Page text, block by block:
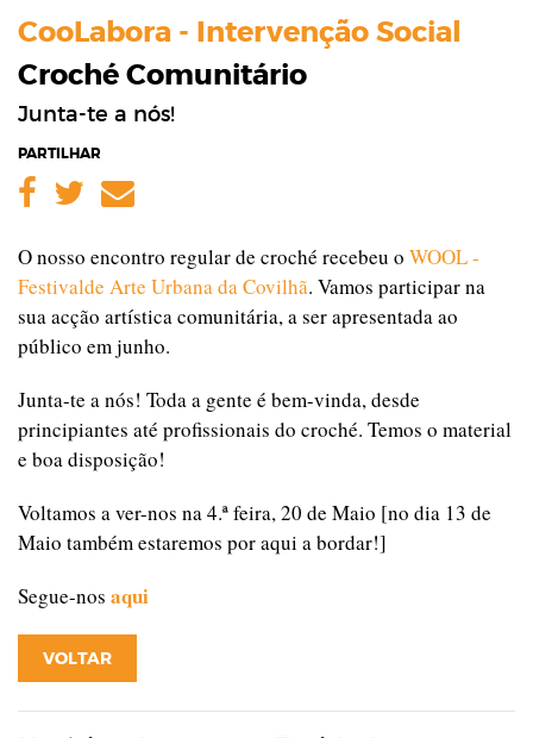
CooLabora - Intervenção Social
Croché Comunitário
Junta-te a nós!
PARTILHAR
Facebook
Twitter
Email
O nosso encontro regular de croché recebeu o WOOL -
Festivalde Arte Urbana da Covilhã. Vamos participar na
sua acção artística comunitária, a ser apresentada ao
público em junho.
Junta-te a nós! Toda a gente é bem-vinda, desde
principiantes até profissionais do croché. Temos o material
e boa disposição!
Voltamos a ver-nos na 4.ª feira, 20 de Maio [no dia 13 de
Maio também estaremos por aqui a bordar!]
Segue-nos aqui
VOLTAR